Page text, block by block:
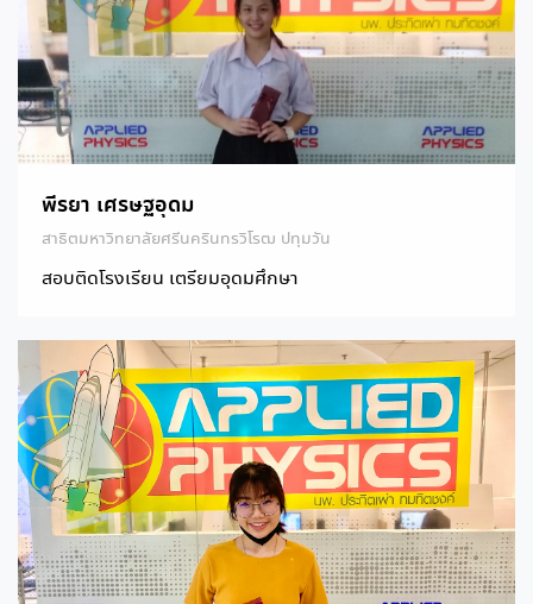
พีรยา เศรษฐอุดม
สาธิตมหาวิทยาลัยศรีนครินทรวิโรฒ ปทุมวัน
สอบติดโรงเรียน เตรียมอุดมศึกษา